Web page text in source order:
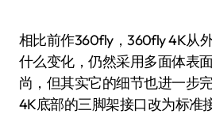
相比前作360fly，360fly 4K从
什么变化，仍然采用多面体表
尚，但其实它的细节也进一步
4K底部的三脚架接口改为标准